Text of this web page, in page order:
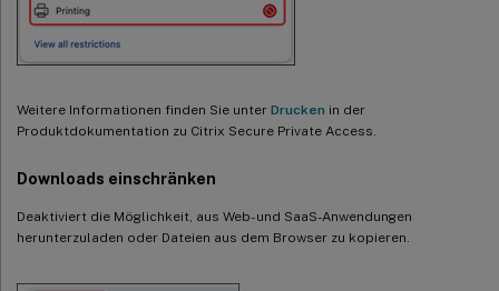
Weitere Informationen finden Sie unter Drucken in der
Produktdokumentation zu Citrix Secure Private Access.
Downloads einschränken
Deaktiviert die Möglichkeit, aus Web- und SaaS-Anwendungen
herunterzuladen oder Dateien aus dem Browser zu kopieren.